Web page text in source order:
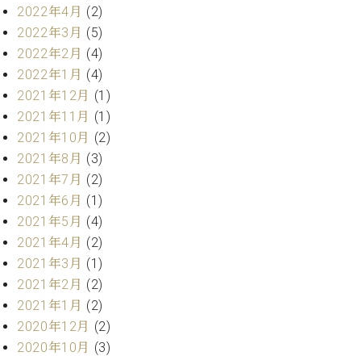
ア
ー
テ
ィ
ト
カ
ス
タ
マ
ー
サ
ー
ビ
ス
(
調
律
)
2022年4月 (2)
2022年3月 (5)
2022年2月 (4)
2022年1月 (4)
2021年12月 (1)
2021年11月 (1)
2021年10月 (2)
2021年8月 (3)
2021年7月 (2)
2021年6月 (1)
2021年5月 (4)
2021年4月 (2)
2021年3月 (1)
2021年2月 (2)
2021年1月 (2)
2020年12月 (2)
2020年10月 (3)